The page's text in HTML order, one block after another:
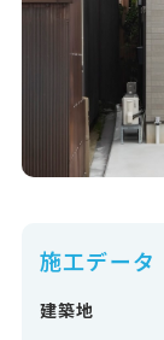
施工データ
建築地